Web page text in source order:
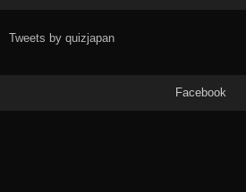
Tweets by quizjapan
Facebook